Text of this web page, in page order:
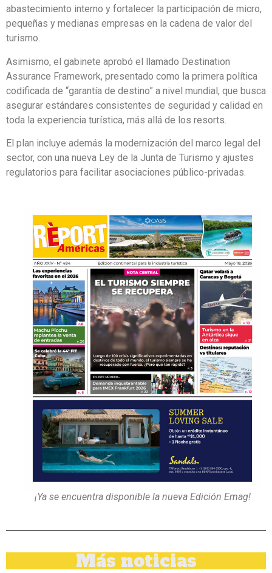
abastecimiento interno y fortalecer la participación de micro,
pequeñas y medianas empresas en la cadena de valor del
turismo.
Asimismo, el gabinete aprobó el llamado Destination
Assurance Framework, presentado como la primera política
codificada de “garantía de destino” a nivel mundial, que busca
asegurar estándares consistentes de seguridad y calidad en
toda la experiencia turística, más allá de los resorts.
El plan incluye además la modernización del marco legal del
sector, con una nueva Ley de la Junta de Turismo y ajustes
regulatorios para facilitar asociaciones público-privadas.
¡Ya se encuentra disponible la nueva Edición Emag!
Más noticias